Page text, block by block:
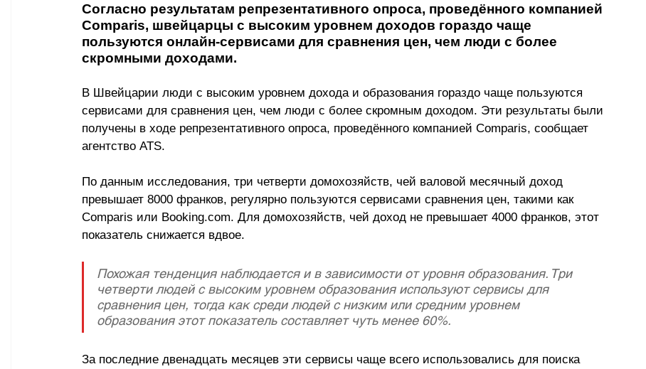
Согласно результатам репрезентативного опроса, проведённого компанией
Comparis, швейцарцы с высоким уровнем доходов гораздо чаще
пользуются онлайн-сервисами для сравнения цен, чем люди с более
скромными доходами.
В Швейцарии люди с высоким уровнем дохода и образования гораздо чаще пользуются
сервисами для сравнения цен, чем люди с более скромным доходом. Эти результаты были
получены в ходе репрезентативного опроса, проведённого компанией Comparis, сообщает
агентство ATS.
По данным исследования, три четверти домохозяйств, чей валовой месячный доход
превышает 8000 франков, регулярно пользуются сервисами сравнения цен, такими как
Comparis или Booking.com. Для домохозяйств, чей доход не превышает 4000 франков, этот
показатель снижается вдвое.
Похожая тенденция наблюдается и в зависимости от уровня образования. Три
четверти людей с высоким уровнем образования используют сервисы для
сравнения цен, тогда как среди людей с низким или средним уровнем
образования этот показатель составляет чуть менее 60%.
За последние двенадцать месяцев эти сервисы чаще всего использовались для поиска